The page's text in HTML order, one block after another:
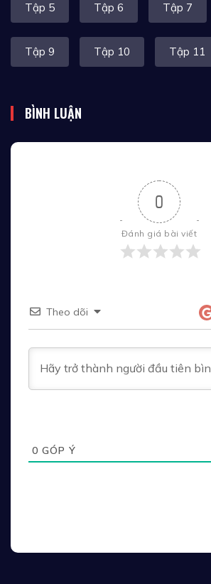
Tập 5 Tập 6 Tập 7
Tập 9 Tập 10 Tập 11
BÌNH LUẬN
0
Đánh giá bài viết
Theo dõi
0 GÓP Ý